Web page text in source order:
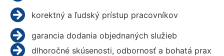
korektný a ľudský prístup pracovníkov
garancia dodania objednaných služieb
dlhoročné skúsenosti, odbornosť a bohatá prax